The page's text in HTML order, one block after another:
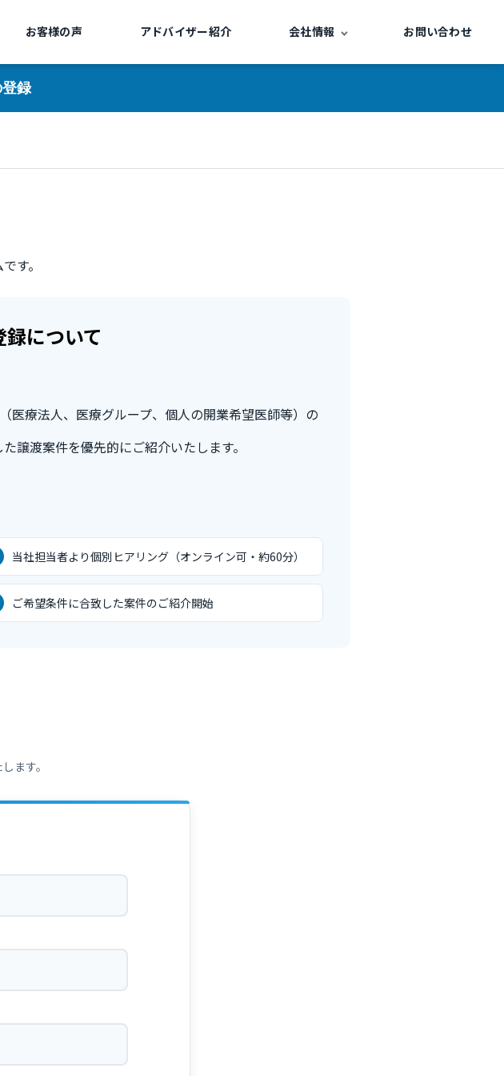
お客様の声 アドバイザー紹介 会社情報 お問い合わせ
録
す。
について
医療法人、医療グループ、個人の開業希望医師等）の
譲渡案件を優先的にご紹介いたします。
当社担当者より個別ヒアリング（オンライン可・約60分）
ご希望条件に合致した案件のご紹介開始
ます。